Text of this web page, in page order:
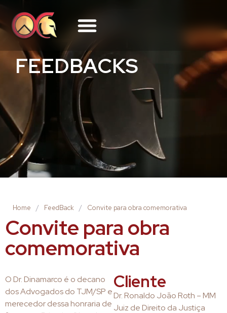
FEEDBACKS
Home / FeedBack / Convite para obra comemorativa
Convite para obra
comemorativa
O Dr. Dinamarco é o decano
dos Advogados do TJM/SP e
merecedor dessa honraria de
Cliente
Dr. Ronaldo João Roth – MM
Juiz de Direito da Justiça